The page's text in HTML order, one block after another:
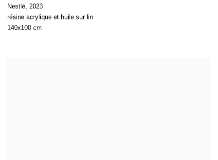
Nestlé, 2023
résine acrylique et huile sur lin
140x100 cm